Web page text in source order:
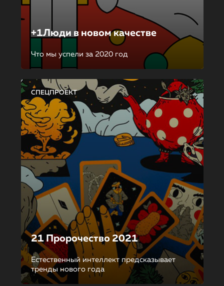
+1Люди в новом качестве
Что мы успели за 2020 год
СПЕЦПРОЕКТ
21 Пророчество 2021
Естественный интеллект предсказывает
тренды нового года